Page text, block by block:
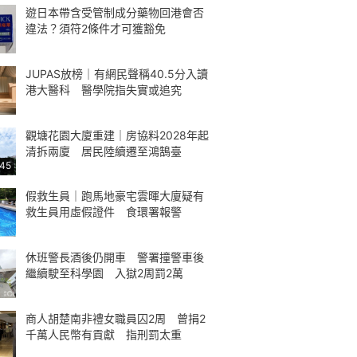
遊日本帶含受管制成分藥物回港會否
違法？須符2條件才可獲豁免
JUPAS放榜｜有網民聲稱40.5分入讀
港大醫科 醫學院指失實或追究
觀塘花園大廈重建｜房協料2028年起
清拆兩廈 居民陸續遷至鴻鵠臺
假救生員｜跑馬地豪宅雲暉大廈疑有
救生員用虛假證件 食環署報警
休班警長酒後仍開車 警署撞警車後
繼續駛至科學園 入獄2周罰2萬
商人胡楚南非禮女職員囚2周 曾捐2
千萬人民幣有貢獻 指刑罰太重